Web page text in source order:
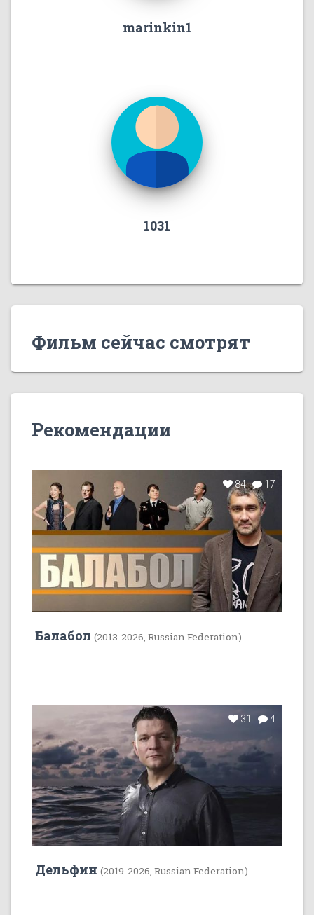
marinkin1
1031
Фильм сейчас смотрят
Рекомендации
84 17
Балабол (2013-2026, Russian Federation)
31 4
Дельфин (2019-2026, Russian Federation)